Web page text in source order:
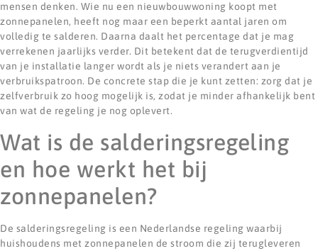
mensen denken. Wie nu een nieuwbouwwoning koopt met
zonnepanelen, heeft nog maar een beperkt aantal jaren om
volledig te salderen. Daarna daalt het percentage dat je mag
verrekenen jaarlijks verder. Dit betekent dat de terugverdientijd
van je installatie langer wordt als je niets verandert aan je
verbruikspatroon. De concrete stap die je kunt zetten: zorg dat je
zelfverbruik zo hoog mogelijk is, zodat je minder afhankelijk bent
van wat de regeling je nog oplevert.
Wat is de salderingsregeling
en hoe werkt het bij
zonnepanelen?
De salderingsregeling is een Nederlandse regeling waarbij
huishoudens met zonnepanelen de stroom die zij terugleveren